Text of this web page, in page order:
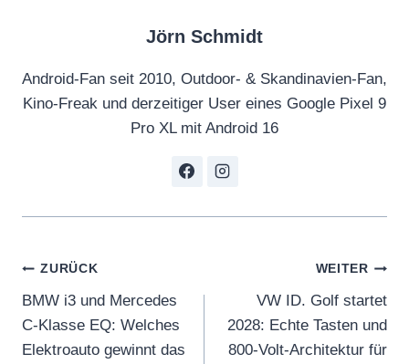
Jörn Schmidt
Android-Fan seit 2010, Outdoor- & Skandinavien-Fan,
Kino-Freak und derzeitiger User eines Google Pixel 9
Pro XL mit Android 16
Beitragsnavigation
ZURÜCK
BMW i3 und Mercedes
C-Klasse EQ: Welches
Elektroauto gewinnt das
WEITER
VW ID. Golf startet
2028: Echte Tasten und
800-Volt-Architektur für